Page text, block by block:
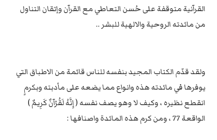
القرآنية متوقفة على حُسن التعاطي مع القرآن وإتقان التناول
من مائدته الروحية والالهية للبشر ..
ولقد قدّم الكتاب المجيد بنفسه للناس قائمة من الاطباق التي
يوفرها في مائدته هذه وانواع مما يضعه على مأدبته وبكرمٍ
انقطع نظيره ، وكيف لا وهو يصف نفسه ( إِنَّهُ لَقُرْآنٌ كَرِيمٌ )
الواقعة 77 ، ومن كرم هذه المائدة واصنافها :